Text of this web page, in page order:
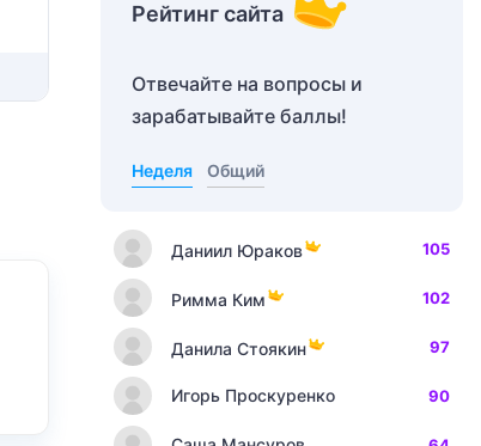
Рейтинг сайта
Отвечайте на вопросы и
зарабатывайте баллы!
Неделя Общий
Даниил Юраков 105
Римма Ким 102
Данила Стоякин 97
Игорь Проскуренко 90